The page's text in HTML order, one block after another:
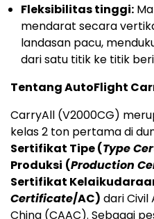
Fleksibilitas tinggi:
mendarat secara
landasan pacu,
dari satu titik ke titik
Tentang AutoFlight
CarryAll (V2000CG)
kelas 2 ton pertama di
Sertifikat Tipe (Type
Produksi (Production
Sertifikat
Certificate/AC) dari Civil
China (CAAC). Sebagai